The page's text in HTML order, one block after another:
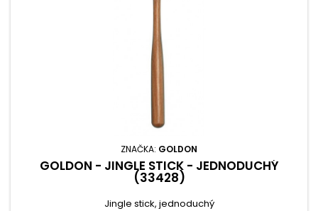
ZNAČKA: GOLDON
GOLDON - JINGLE STICK - JEDNODUCHÝ
(33428)
Jingle stick, jednoduchý